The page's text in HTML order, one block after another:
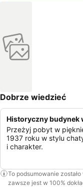
Dobrze wiedzieć
Historyczny budynek
Przeżyj pobyt w
1937 roku w stylu
i charakter.
To podsumowanie
zawsze jest w 100%